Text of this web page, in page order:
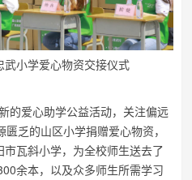
武小学爱心物资交接仪式
的爱心助学公益活动，关注偏远
乏的山区小学捐赠爱心物资，
瓦斜小学，为全校师生送去了
余本，以及众多师生所需学习